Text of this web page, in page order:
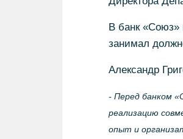
В банк «Союз»
занимал
Александр
- Перед банком
реализацию
опыт и